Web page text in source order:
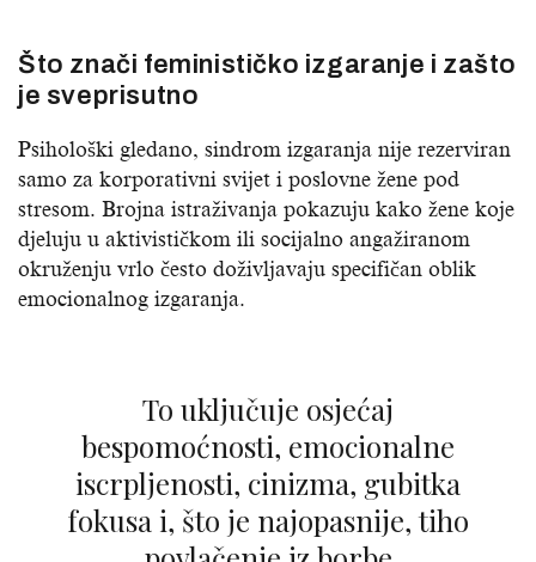
Što znači feminističko izgaranje i zašto
je sveprisutno
Psihološki gledano, sindrom izgaranja nije rezerviran
samo za korporativni svijet i poslovne žene pod
stresom. Brojna istraživanja pokazuju kako žene koje
djeluju u aktivističkom ili socijalno angažiranom
okruženju vrlo često doživljavaju specifičan oblik
emocionalnog izgaranja.
To uključuje osjećaj
bespomoćnosti, emocionalne
iscrpljenosti, cinizma, gubitka
fokusa i, što je najopasnije, tiho